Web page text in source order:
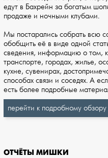
едут в Бахрейн за богатым
продаже и ночными клубами.
Мы постарались собрать всю
обобщить её в виде одной
сведения, информацию о том,
транспорте, городах, жилье,
кухне, сувенирах,
способах связи и соседях. А
есть более подробные
перейти к подробному
ОТЧЁТЫ МИШКИ